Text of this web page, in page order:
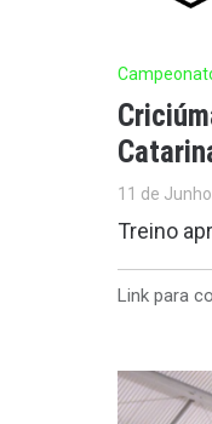
11 de
Treino
Link para